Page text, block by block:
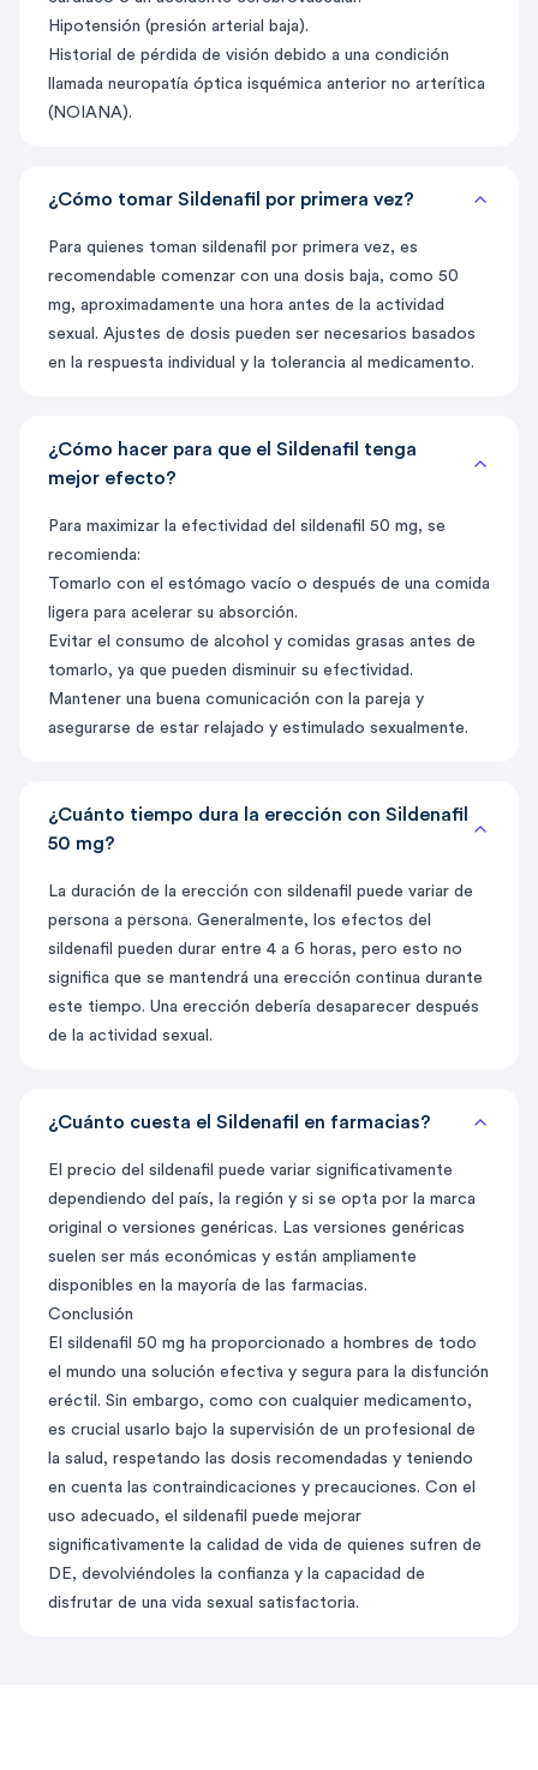
Hipotensión (presión arterial baja).
Historial de pérdida de visión debido a una condición
llamada neuropatía óptica isquémica anterior no arterítica
(NOIANA).
¿Cómo tomar Sildenafil por primera vez?
Para quienes toman sildenafil por primera vez, es
recomendable comenzar con una dosis baja, como 50
mg, aproximadamente una hora antes de la actividad
sexual. Ajustes de dosis pueden ser necesarios basados
en la respuesta individual y la tolerancia al medicamento.
¿Cómo hacer para que el Sildenafil tenga
mejor efecto?
Para maximizar la efectividad del sildenafil 50 mg, se
recomienda:
Tomarlo con el estómago vacío o después de una comida
ligera para acelerar su absorción.
Evitar el consumo de alcohol y comidas grasas antes de
tomarlo, ya que pueden disminuir su efectividad.
Mantener una buena comunicación con la pareja y
asegurarse de estar relajado y estimulado sexualmente.
¿Cuánto tiempo dura la erección con Sildenafil
50 mg?
La duración de la erección con sildenafil puede variar de
persona a persona. Generalmente, los efectos del
sildenafil pueden durar entre 4 a 6 horas, pero esto no
significa que se mantendrá una erección continua durante
este tiempo. Una erección debería desaparecer después
de la actividad sexual.
¿Cuánto cuesta el Sildenafil en farmacias?
El precio del sildenafil puede variar significativamente
dependiendo del país, la región y si se opta por la marca
original o versiones genéricas. Las versiones genéricas
suelen ser más económicas y están ampliamente
disponibles en la mayoría de las farmacias.
Conclusión
El sildenafil 50 mg ha proporcionado a hombres de todo
el mundo una solución efectiva y segura para la disfunción
eréctil. Sin embargo, como con cualquier medicamento,
es crucial usarlo bajo la supervisión de un profesional de
la salud, respetando las dosis recomendadas y teniendo
en cuenta las contraindicaciones y precauciones. Con el
uso adecuado, el sildenafil puede mejorar
significativamente la calidad de vida de quienes sufren de
DE, devolviéndoles la confianza y la capacidad de
disfrutar de una vida sexual satisfactoria.